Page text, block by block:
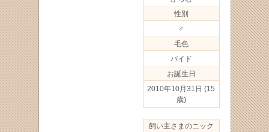
性別
♂
毛色
パイド
お誕生日
2010年10月31日 (15
歳)
飼い主さまのニック